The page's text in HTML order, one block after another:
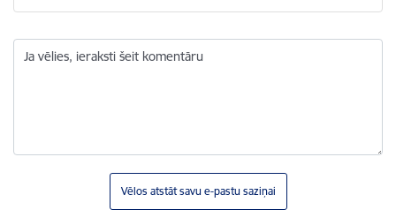
Ja vēlies, ieraksti šeit komentāru
Vēlos atstāt savu e-pastu saziņai